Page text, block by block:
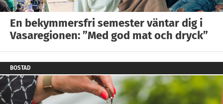
En bekymmersfri semester väntar dig i
Vasaregionen: ”Med god mat och dryck”
BOSTAD